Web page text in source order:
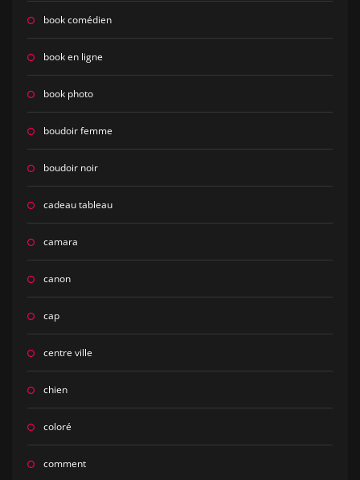
book comédien
book en ligne
book photo
boudoir femme
boudoir noir
cadeau tableau
camara
canon
cap
centre ville
chien
coloré
comment